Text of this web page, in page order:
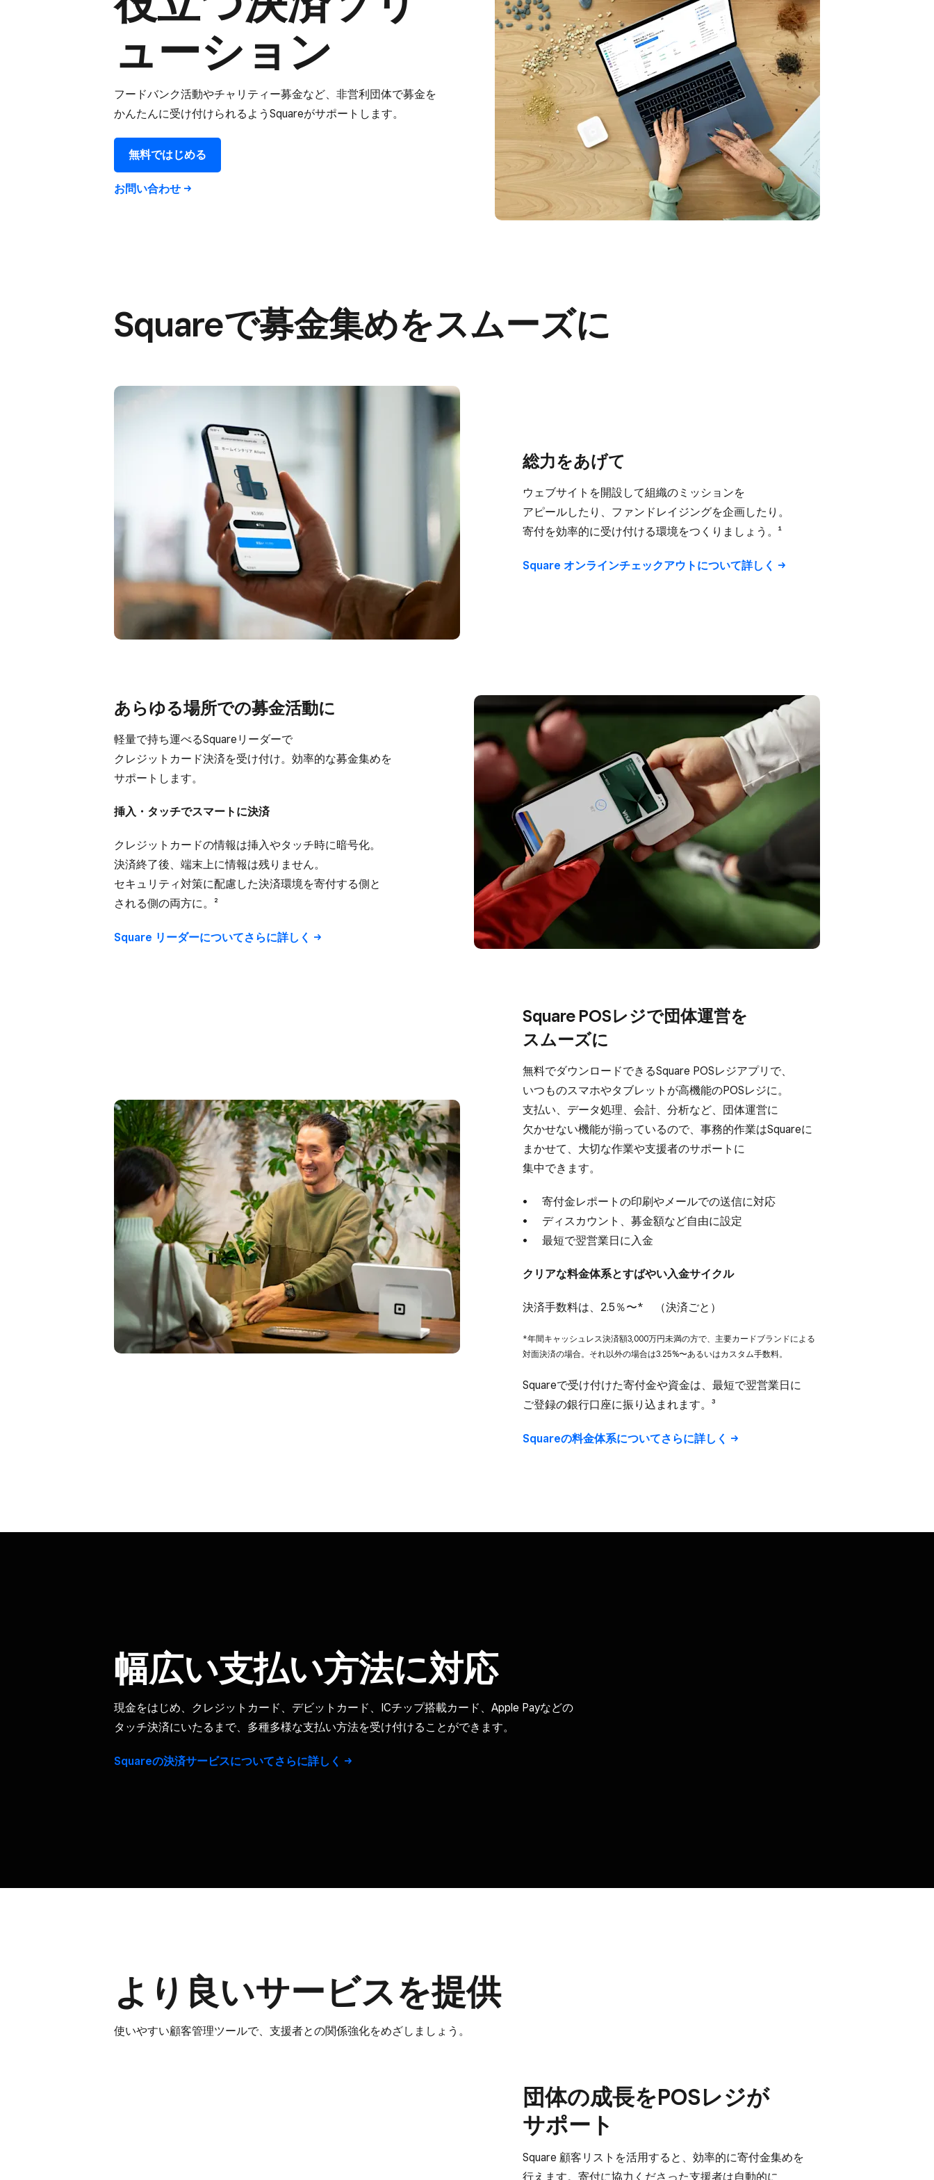
ューション
フードバンク​活動や​チャリティー募金など、​非営利団体で​募金を​
かんたんに​受け付けられる​ようSquareが​サポートします。
無料で​はじめる
お問い​合わせ
Squareで​募金集めを​スムーズに
総力を​あげて
ウェブサイトを​開設して​組織の​ミッションを​
アピールしたり、​ファンドレイジングを​企画したり。​
寄付を​効率的に​受け付ける​環境を​つくりましょう。​¹
Square オンラインチェックアウトに​ついて​詳しく
あらゆる​場所での​募金活動に
軽量で​持ち​運べる​Squareリーダーで​
クレジットカード決済を​受け付け。​効率的な​募金集めを​
サポートします。
挿入・タッチで​スマートに​決済
クレジットカードの​情報は​挿入や​タッチ時に​暗号化。​
決済終了後、​端末上に​情報は​残りません。​
セキュリティ対策に​配慮した​決済環境を​寄付する​側と​
される​側の​両方に。​²
Square リーダーに​ついてさらに​詳しく
Square POSレジで​団体運営を​
スムーズに
無料で​ダウンロードできる​Square POSレジアプリで、​
いつもの​スマホや​タブレットが​高機能の​POSレジに。​
支払い、​データ処理、​会計、​分析など、​団体運営に​
欠かせない​機能が​揃っているので、​事務的作業は​Squareに​
まかせて、​大切な​作業や​支援者の​サポートに​
集中できます。
寄付金レポートの​印刷や​メールでの​送信に​対応
ディスカウント、​募金額など​自由に​設定
最短で​翌営業日に​入金
クリアな​料金体系と​すば​やい​入金サイクル
決済手数料は、​2.5％〜* ​（決済ごと）
*年間キャッシュレス決済額3,000万円未満の​方で、​主要カードブランドに​よる​
対面決済の​場合。​それ以外の​場合は​3.25%〜あるいは​カスタム手数料。
Squareで​受け付けた​寄付金や​資金は、​最短で​翌営業日に​
ご登録の​銀行口座に​振り込まれます。​³
Squareの​料金体系に​ついてさらに​詳しく
幅​広い​支払い方​法に​対応
現金を​はじめ、​クレジットカード、​デビットカード、​ICチップ搭載カード、​Apple Payなどの​
タッチ決済に​いたるまで、​多種​多様な​支払い方​法を​受け付ける​ことができます。
Squareの​決済サービスに​ついてさらに​詳しく
より​良い​サービスを​提供
使いやすい​顧客管理ツールで、​支援者との​関係​強化を​めざしましょう。
団体の​成長を​POSレジが​
サポート
Square 顧客リストを​活用すると、​効率的に​寄付金集めを​
行えます。​寄付に​協力くださった​支援者は​自動的に​